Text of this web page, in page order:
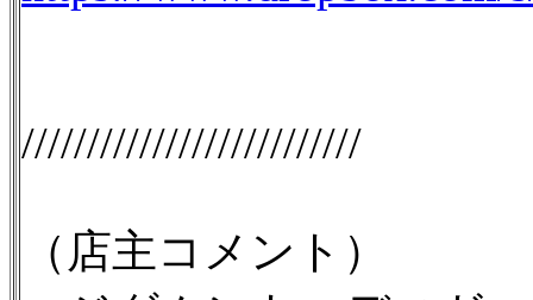
//////////////////////////
（店主コメント）